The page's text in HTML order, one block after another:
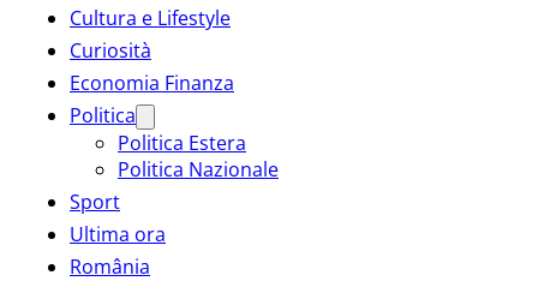
Cultura e Lifestyle
Curiosità
Economia Finanza
Politica
Politica Estera
Politica Nazionale
Sport
Ultima ora
România